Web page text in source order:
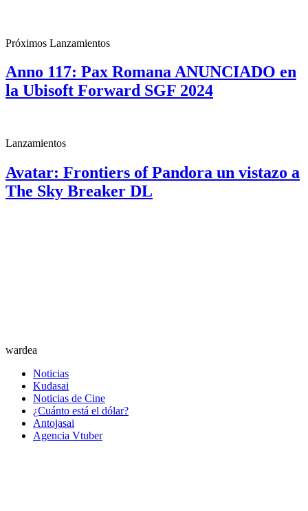
Próximos Lanzamientos
Anno 117: Pax Romana ANUNCIADO en
la Ubisoft Forward SGF 2024
Lanzamientos
Avatar: Frontiers of Pandora un vistazo a
The Sky Breaker DL
wardea
Noticias
Kudasai
Noticias de Cine
¿Cuánto está el dólar?
Antojasai
Agencia Vtuber